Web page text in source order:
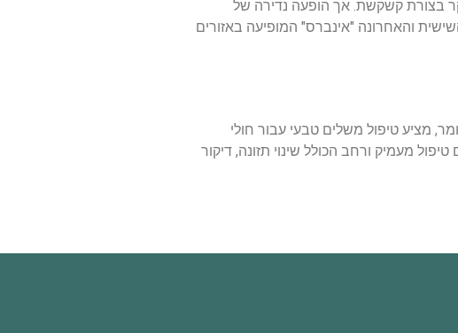
בצורת קשקשת. אך הופעה נדירה של
והאחרונה "אינברס" המופיעה באזורים
מציע טיפול משלים טבעי עבור חולי
מעמיק ורחב הכולל שינוי תזונה, דיקור